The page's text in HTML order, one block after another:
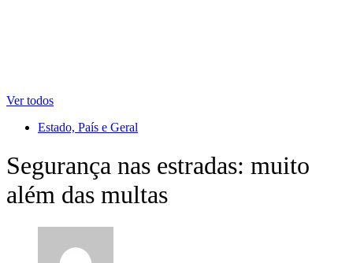
Ver todos
Estado, País e Geral
Segurança nas estradas: muito
além das multas